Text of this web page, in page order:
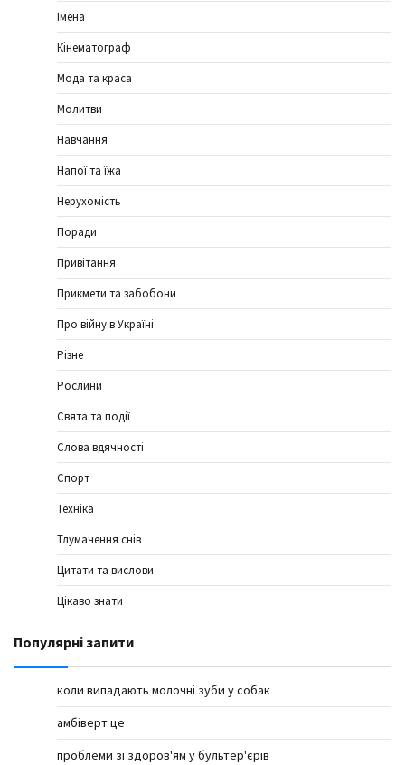
Імена
Кінематограф
Мода та краса
Молитви
Навчання
Напої та їжа
Нерухомість
Поради
Привітання
Прикмети та забобони
Про війну в Україні
Різне
Рослини
Свята та події
Слова вдячності
Спорт
Техніка
Тлумачення снів
Цитати та вислови
Цікаво знати
Популярні запити
коли випадають молочні зуби у собак
амбіверт це
проблеми зі здоров'ям у бультер'єрів